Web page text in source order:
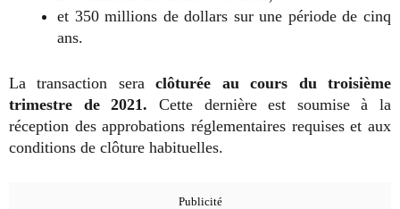
et 350 millions de dollars sur une période de cinq
ans.
La transaction seraclôturée au cours du troisième
trimestre de 2021. Cette dernière est soumise à la
réception des approbations réglementaires requises et aux
conditions de clôture habituelles.